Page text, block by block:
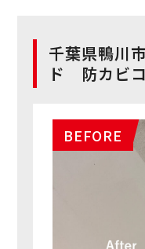
千葉県鴨川
ド 防カビ